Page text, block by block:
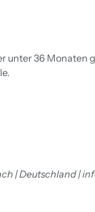
unter 36 Monaten
| Deutschland |